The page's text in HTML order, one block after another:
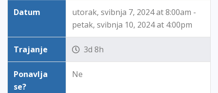
Datum
utorak, svibnja 7, 2024 at 8:00am -
petak, svibnja 10, 2024 at 4:00pm
Trajanje 3d 8h
Ponavlja
se?
Ne